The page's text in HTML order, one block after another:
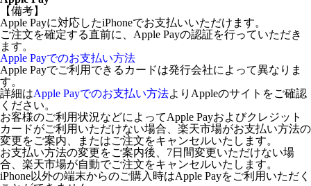
【備考】
Apple Payに対応したiPhoneでお支払いいただけます。
ご注文を確定する直前に、Apple Payの認証を行っていただき
ます。
Apple Payでのお支払い方法
Apple Payでご利用できるカードは発行会社によって異なりま
す。
詳細はApple Payでのお支払い方法よりAppleのサイトをご確認
ください。
お客様のご利用状況などによってApple Payおよびクレジット
カードがご利用いただけない場合、楽天市場がお支払い方法の
変更をご案内、またはご注文をキャンセルいたします。
お支払い方法の変更をご案内後、7日間変更いただけない場
合、楽天市場が自動でご注文をキャンセルいたします。
iPhone以外の端末からのご購入時はApple Payをご利用いただく